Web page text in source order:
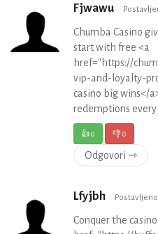
Fjwawu
Chumba Casino
start with free <a
href="https://
vip-and-loyalty-
casino big wins</
redemptions every
👍0 👎0
Odgovori ⇾
Lfyjbh
Conquer the